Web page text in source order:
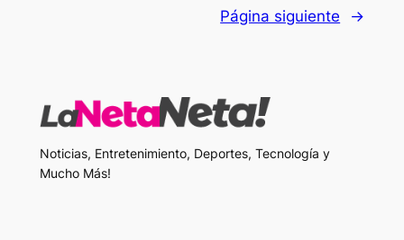
Página siguiente →
Noticias, Entretenimiento, Deportes, Tecnología y
Mucho Más!